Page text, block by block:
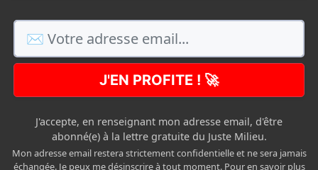
J'EN PROFITE ! 🚀
J'accepte, en renseignant mon adresse email, d'être
abonné(e) à la lettre gratuite du Juste Milieu.
Mon adresse email restera strictement confidentielle et ne sera jamais
échangée. Je peux me désinscrire à tout moment. Pour en savoir plus